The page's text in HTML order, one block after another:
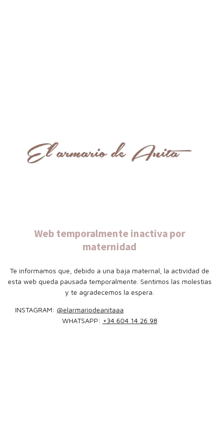
Web temporalmente inactiva por
maternidad
Te informamos que, debido a una baja maternal, la actividad de
esta web queda pausada temporalmente. Sentimos las molestias
y te agradecemos la espera.
INSTAGRAM: @elarmariodeanitaaa
WHATSAPP: +34 604 14 26 98